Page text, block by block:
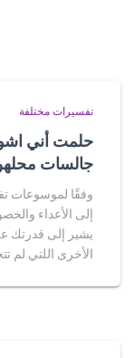
تفسيرات مختلفة
حلمت أني
جالسات
وفقًا لموسوعات
إلى الأعداء
يشير إلى قدرتك
الأخرى اللتي لم